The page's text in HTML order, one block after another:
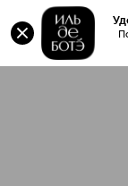
Mini Color
Mini Color Лак